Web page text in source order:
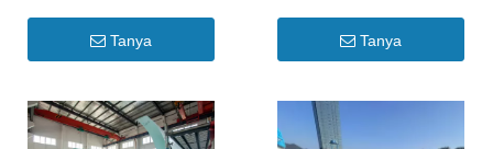
Tanya
kepingan Akrilik - Leyu
Tanya